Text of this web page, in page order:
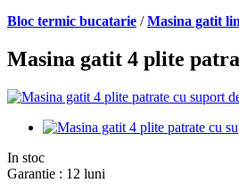
Bloc termic bucatarie /Masina gatit
Masina gatit 4 plite
In stoc
Garantie : 12 luni